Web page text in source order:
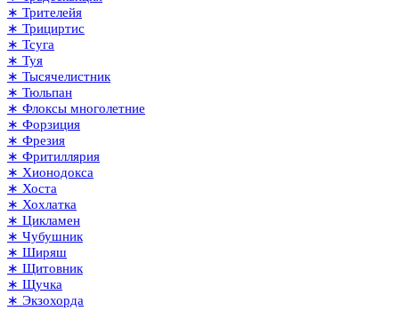
∗ Трителейя
∗ Трициртис
∗ Тсуга
∗ Туя
∗ Тысячелистник
∗ Тюльпан
∗ Флоксы многолетние
∗ Форзиция
∗ Фрезия
∗ Фритиллярия
∗ Хионодокса
∗ Хоста
∗ Хохлатка
∗ Цикламен
∗ Чубушник
∗ Ширяш
∗ Щитовник
∗ Щучка
∗ Экзохорда